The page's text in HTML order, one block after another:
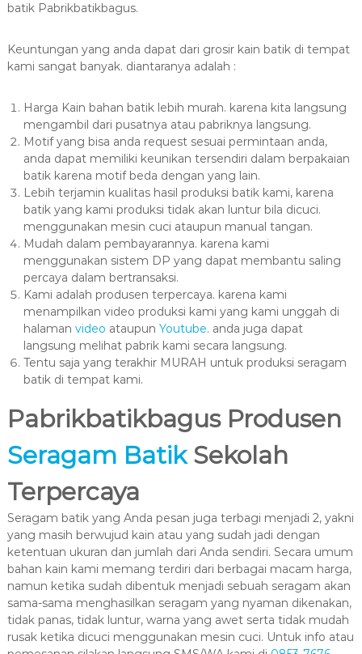
batik Pabrikbatikbagus.
Keuntungan yang anda dapat dari grosir kain batik di tempat
kami sangat banyak. diantaranya adalah :
Harga Kain bahan batik lebih murah. karena kita langsung
mengambil dari pusatnya atau pabriknya langsung.
Motif yang bisa anda request sesuai permintaan anda,
anda dapat memiliki keunikan tersendiri dalam berpakaian
batik karena motif beda dengan yang lain.
Lebih terjamin kualitas hasil produksi batik kami, karena
batik yang kami produksi tidak akan luntur bila dicuci.
menggunakan mesin cuci ataupun manual tangan.
Mudah dalam pembayarannya. karena kami
menggunakan sistem DP yang dapat membantu saling
percaya dalam bertransaksi.
Kami adalah produsen terpercaya. karena kami
menampilkan video produksi kami yang kami unggah di
halaman video ataupun Youtube. anda juga dapat
langsung melihat pabrik kami secara langsung.
Tentu saja yang terakhir MURAH untuk produksi seragam
batik di tempat kami.
Pabrikbatikbagus Produsen
Seragam BatikSekolah
Terpercaya
Seragam batik yang Anda pesan juga terbagi menjadi 2, yakni
yang masih berwujud kain atau yang sudah jadi dengan
ketentuan ukuran dan jumlah dari Anda sendiri. Secara umum
bahan kain kami memang terdiri dari berbagai macam harga,
namun ketika sudah dibentuk menjadi sebuah seragam akan
sama-sama menghasilkan seragam yang nyaman dikenakan,
tidak panas, tidak luntur, warna yang awet serta tidak mudah
rusak ketika dicuci menggunakan mesin cuci. Untuk info atau